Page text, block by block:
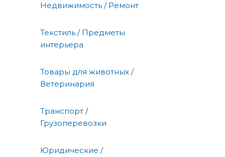
Недвижимость / Ремонт
Текстиль / Предметы
интерьера
Товары для животных /
Ветеринария
Транспорт /
Грузоперевозки
Юридические /